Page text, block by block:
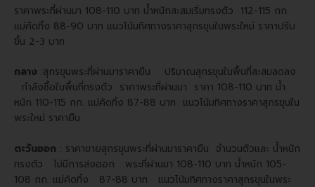
ราคาพระที่ผ่านมา 108-110 บาท น้ำหนักสะสมเริ่มทรงตัว 112-115 กก.
แม่คัดทิ้ง 88-90 บาท แนวโน้มทิศทางราคาสุกรขุนในพระใหม่ ราคาปรับ
ขึ้น 2-3 บาท
กลาง :สุกรขุนพระที่ผ่านมาราคายืน ปริมาณสุกรขุนในพื้นที่สะสมลดลง
กำลังซื้อในพื้นที่ทรงตัว ราคาพระที่ผ่านมา ราคา 108-110 บาท น้ำ
หนัก 110-115 กก. แม่คัดทิ้ง 87-88 บาท แนวโน้มทิศทางราคาสุกรขุนใน
พระใหม่ ราคายืน
ตะวันออก : ราคาขายสุกรขุนพระที่ผ่านมาราคายืน จำนวนตัวและ น้ำหนัก
ทรงตัว ไม่มีการส่งออก พระที่ผ่านมา 108-110 บาท น้ำหนัก 105-
108 กก. แม่คัดทิ้ง 87-88 บาท แนวโน้มทิศทางราคาสุกรขุนในพระ